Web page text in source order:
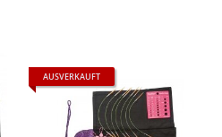
AUSVERKAUFT